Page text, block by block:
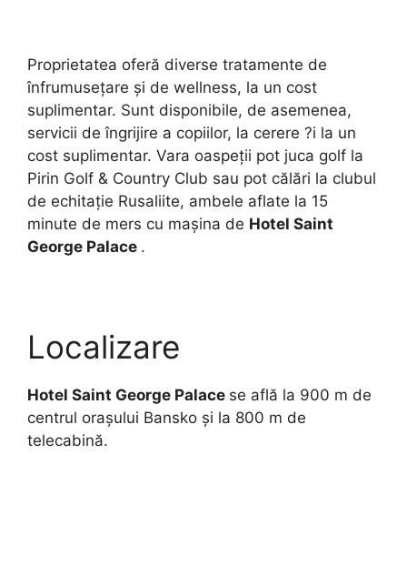
Proprietatea oferă diverse tratamente de
înfrumuseţare şi de wellness, la un cost
suplimentar. Sunt disponibile, de asemenea,
servicii de îngrijire a copiilor, la cerere ?i la un
cost suplimentar. Vara oaspeţii pot juca golf la
Pirin Golf & Country Club sau pot călări la clubul
de echitaţie Rusaliite, ambele aflate la 15
minute de mers cu maşina de Hotel Saint
George Palace .
Localizare
Hotel Saint George Palace se află la 900 m de
centrul oraşului Bansko şi la 800 m de
telecabină.